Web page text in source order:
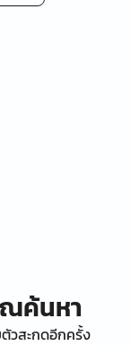
ค้นหา
วสะกดอีกครั้ง